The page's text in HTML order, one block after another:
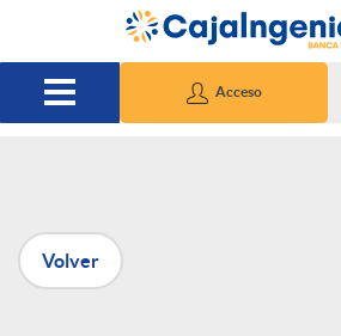
Saltar al contenido principal
Acceso
P
u
Volver